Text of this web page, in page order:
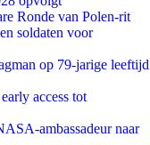
Ronde van Polen-rit
soldaten voor
op 79-jarige leeftijd
access tot
ambassadeur naar